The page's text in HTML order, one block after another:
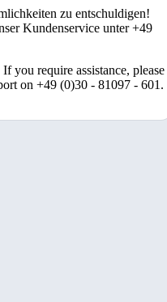
zu entschuldigen!
Kundenservice unter +49
you require assistance, please
on +49 (0)30 - 81097 - 601.